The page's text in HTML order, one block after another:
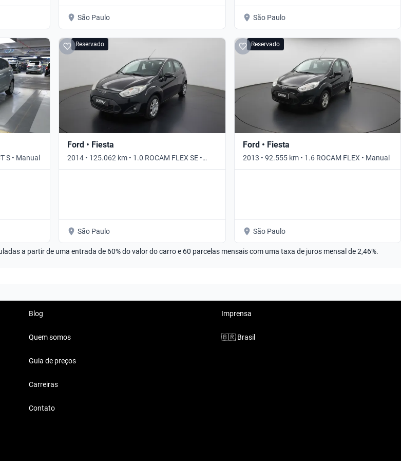
São Paulo São Paulo
S • Manual
Reservado
Ford • Fiesta
2014 • 125.062 km • 1.0 ROCAM FLEX SE •
Manual
São Paulo
Reservado
Ford • Fiesta
2013 • 92.555 km • 1.6 ROCAM FLEX • Manual
São Paulo
a partir de uma entrada de 60% do valor do carro e 60 parcelas mensais com uma taxa de juros mensal de 2,46%.
Blog
Quem somos
Guia de preços
Carreiras
Contato
Imprensa
🇧🇷 Brasil